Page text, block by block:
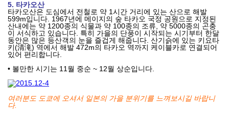
5. 타카오산
타카오산은 도심에서 전철로 약 1시간 거리에 있는 산으로 해발
599m입니다. 1967년에 메이지의 숲 타카오 국정 공원으로 지정된
산내에는 약 1200종의 식물과 약 100종의 조류, 약 5000종의 곤충
이 서식하고 있습니다. 특히 가을의 단풍이 시작되는 시기부터 한달
동안은 많은 등산객의 눈을 즐겁게 해줍니다. 산기슭에 있는 키요타
키(清滝) 역에서 해발 472m의 타카오 역까지 케이블카로 연결되어
있어 편리합니다.
• 볼만한 시기는 11월 중순 ~ 12월 상순입니다.
여러분도 도쿄에 오셔서 일본의 가을 분위기를 느껴보시길 바랍니
다.